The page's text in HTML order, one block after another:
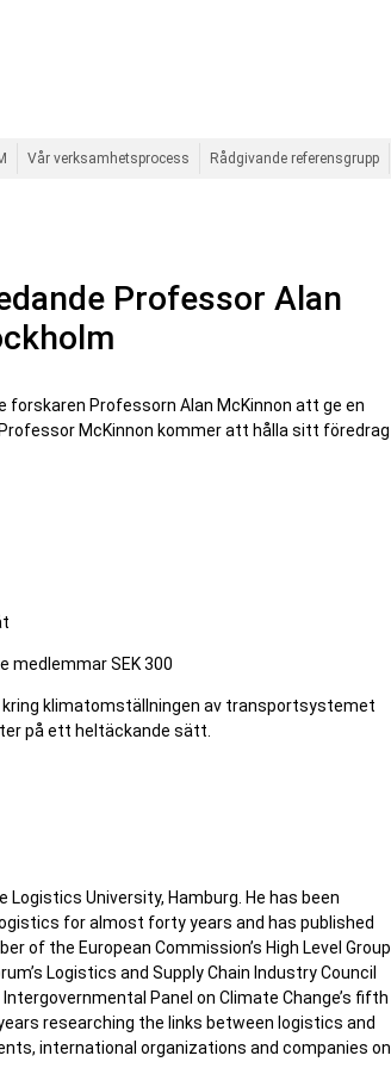
Vår verksamhetsprocess Rådgivande referensgrupp
Professor Alan
forskaren Professorn Alan McKinnon att ge en
McKinnon kommer att hålla sitt föredrag
medlemmar SEK 300
klimatomställningen av transportsystemet
på ett heltäckande sätt.
University, Hamburg. He has been
for almost forty years and has published
of the European Commission’s High Level Group
Logistics and Supply Chain Industry Council
Panel on Climate Change’s fifth
researching the links between logistics and
international organizations and companies on